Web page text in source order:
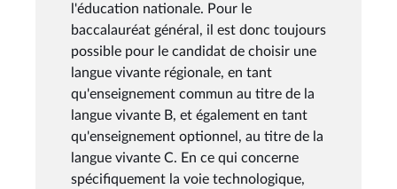
l'éducation nationale. Pour le
baccalauréat général, il est donc toujours
possible pour le candidat de choisir une
langue vivante régionale, en tant
qu'enseignement commun au titre de la
langue vivante B, et également en tant
qu'enseignement optionnel, au titre de la
langue vivante C. En ce qui concerne
spécifiquement la voie technologique,